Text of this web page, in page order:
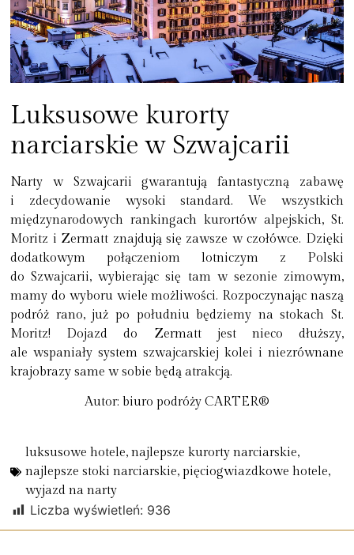
Luksusowe kurorty
narciarskie w Szwajcarii
Narty w Szwajcarii gwarantują fantastyczną zabawę
i zdecydowanie wysoki standard. We wszystkich
międzynarodowych rankingach kurortów alpejskich, St.
Moritz i Zermatt znajdują się zawsze w czołówce. Dzięki
dodatkowym połączeniom lotniczym z Polski
do Szwajcarii, wybierając się tam w sezonie zimowym,
mamy do wyboru wiele możliwości. Rozpoczynając naszą
podróż rano, już po południu będziemy na stokach St.
Moritz! Dojazd do Zermatt jest nieco dłuższy,
ale wspaniały system szwajcarskiej kolei i niezrównane
krajobrazy same w sobie będą atrakcją.
Autor: biuro podróży CARTER®
luksusowe hotele,najlepsze kurorty narciarskie,
najlepsze stoki narciarskie,pięciogwiazdkowe hotele,
wyjazd na narty
Liczba wyświetleń: 936